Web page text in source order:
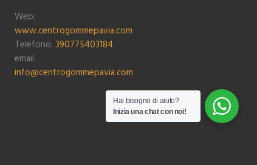
Web:
www.centrogommepavia.com
Telefono: 390775403184
email:
info@centrogommepavia.com
Hai bisogno di aiuto?
Inizia una chat con noi!